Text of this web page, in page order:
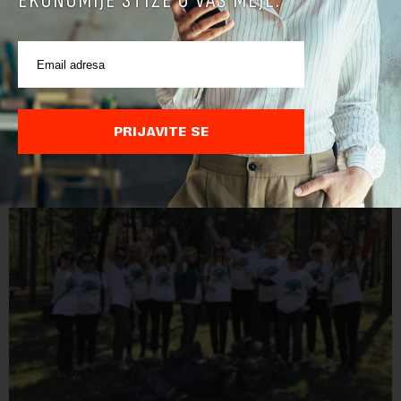
Na visini odgovornosti i u godini najvećih izazova
Svoj pozitivan uticaj u Srbiji, pivara ostvaruje kroz odgovornu
konzumaciju, održivu proizvodnju piva, ujedno i dobru kulturu
poslovanjaPočetak svetske pandemije izazvane korona
virusom potpuno je izmenio sliku sveta za svega nekoliko
meseci, dok su promene u svim domenima života, pa i u
poslovanju, vidljivije više nego ikad pre. Uticaj pandemije na
pojedinca, ali i na kompanije učinio je da više razmišljamo o
zdravlju pre svega, a samim tim o okruženju u kome se
krećemo i svakodnevno boravimo. Kao pojedinci postali smo
odgovorniji prema sebi i svom okruženju, dok kompanije pored
otežanih uslova poslovanja ne zaostaju u dostizanju ciljeva
društvene odgovornosti neumorno pomažući zajednici da se
suoči sa svim izazovima koje je kriza izazvana pandemijom
donela u proteklom periodu.Kao deo Molson Coors-a,
Apatinska pivara uspešno je odgovorila na potrebe zajednice u
kojoj posluje u godini pandemije aktivno pomažući ali i ne
PRIJAVITE SE